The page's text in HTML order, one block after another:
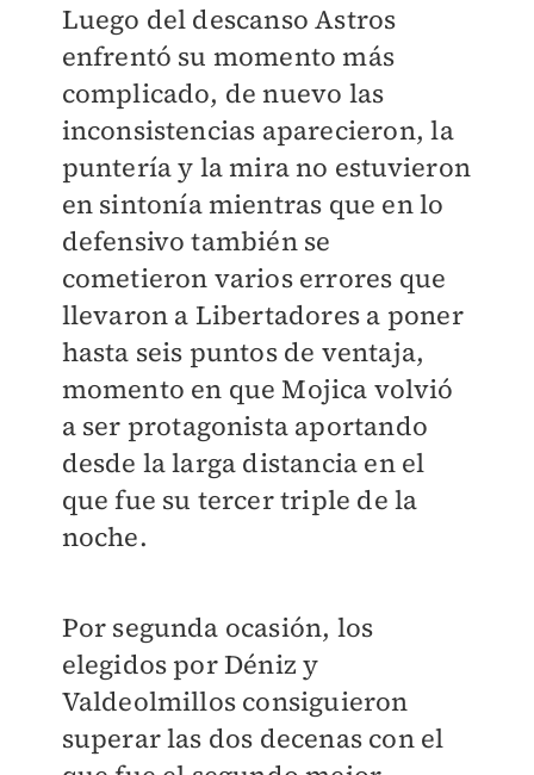
Luego del descanso Astros
enfrentó su momento más
complicado, de nuevo las
inconsistencias aparecieron, la
puntería y la mira no estuvieron
en sintonía mientras que en lo
defensivo también se
cometieron varios errores que
llevaron a Libertadores a poner
hasta seis puntos de ventaja,
momento en que Mojica volvió
a ser protagonista aportando
desde la larga distancia en el
que fue su tercer triple de la
noche.
Por segunda ocasión, los
elegidos por Déniz y
Valdeolmillos consiguieron
superar las dos decenas con el